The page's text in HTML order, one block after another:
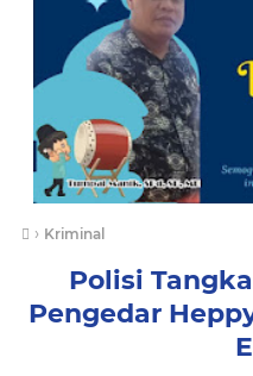
› Kriminal
Polisi
Pengedar